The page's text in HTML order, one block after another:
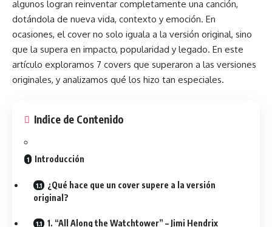
algunos logran reinventar completamente una canción,
dotándola de nueva vida, contexto y emoción. En
ocasiones, el cover no solo iguala a la versión original, sino
que la supera en impacto, popularidad y legado. En este
artículo exploramos 7 covers que superaron a las versiones
originales, y analizamos qué los hizo tan especiales.
Indice de Contenido
Introducción
¿Qué hace que un cover supere a la versión
original?
1. “All Along the Watchtower” – Jimi Hendrix